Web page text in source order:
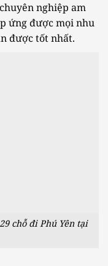
nghiệp am
ứng được mọi nhu
được tốt nhất.
chỗ đi Phú Yên tại